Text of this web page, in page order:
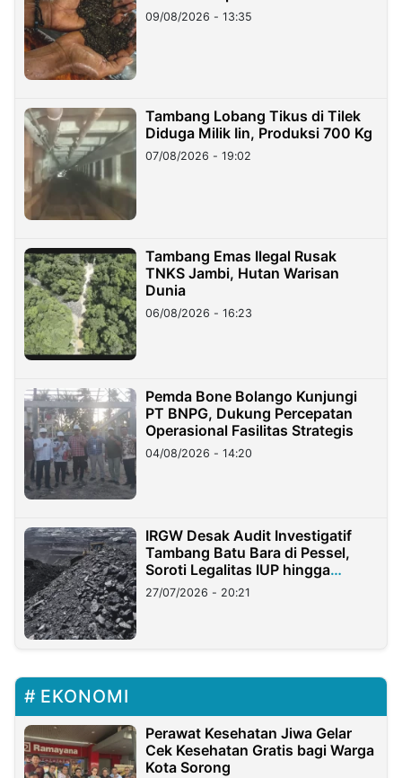
09/08/2026 - 13:35
Tambang Lobang Tikus di Tilek
Diduga Milik Iin, Produksi 700 Kg
07/08/2026 - 19:02
Tambang Emas Ilegal Rusak
TNKS Jambi, Hutan Warisan
Dunia
06/08/2026 - 16:23
Pemda Bone Bolango Kunjungi
PT BNPG, Dukung Percepatan
Operasional Fasilitas Strategis
04/08/2026 - 14:20
IRGW Desak Audit Investigatif
Tambang Batu Bara di Pessel,
Soroti Legalitas IUP hingga
Stockpile
27/07/2026 - 20:21
EKONOMI
Perawat Kesehatan Jiwa Gelar
Cek Kesehatan Gratis bagi Warga
Kota Sorong